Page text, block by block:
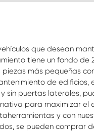
que desean
tiene un fondo de
más pequeñas
de edificios,
sin puertas laterales,
para maximizar el
y con
se pueden comprar